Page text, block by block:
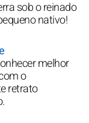
sob o reinado
nativo!
melhor
o
retrato